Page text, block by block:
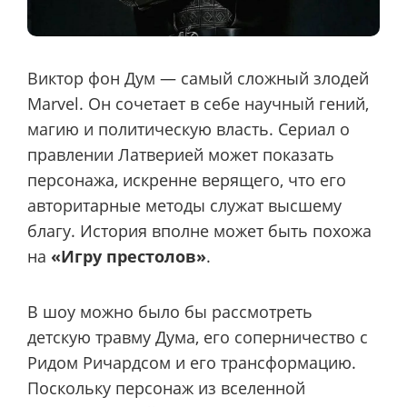
Виктор фон Дум — самый сложный злодей
Marvel. Он сочетает в себе научный гений,
магию и политическую власть. Сериал о
правлении Латверией может показать
персонажа, искренне верящего, что его
авторитарные методы служат высшему
благу. История вполне может быть похожа
на «Игру престолов».
В шоу можно было бы рассмотреть
детскую травму Дума, его соперничество с
Ридом Ричардсом и его трансформацию.
Поскольку персонаж из вселенной